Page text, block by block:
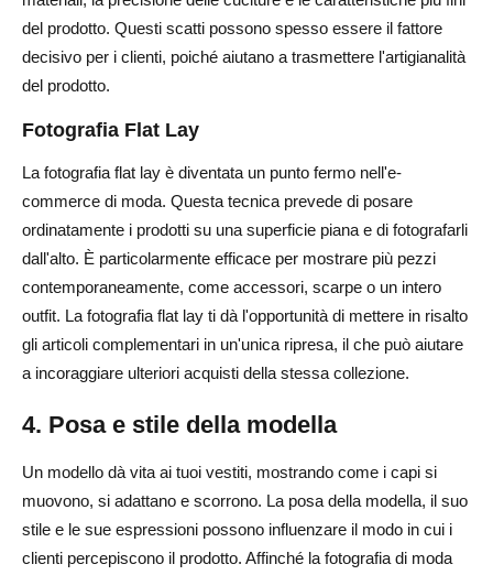
del prodotto. Questi scatti possono spesso essere il fattore
decisivo per i clienti, poiché aiutano a trasmettere l'artigianalità
del prodotto.
Fotografia Flat Lay
La fotografia flat lay è diventata un punto fermo nell'e-
commerce di moda. Questa tecnica prevede di posare
ordinatamente i prodotti su una superficie piana e di fotografarli
dall'alto. È particolarmente efficace per mostrare più pezzi
contemporaneamente, come accessori, scarpe o un intero
outfit. La fotografia flat lay ti dà l'opportunità di mettere in risalto
gli articoli complementari in un'unica ripresa, il che può aiutare
a incoraggiare ulteriori acquisti della stessa collezione.
4. Posa e stile della modella
Un modello dà vita ai tuoi vestiti, mostrando come i capi si
muovono, si adattano e scorrono. La posa della modella, il suo
stile e le sue espressioni possono influenzare il modo in cui i
clienti percepiscono il prodotto. Affinché la fotografia di moda